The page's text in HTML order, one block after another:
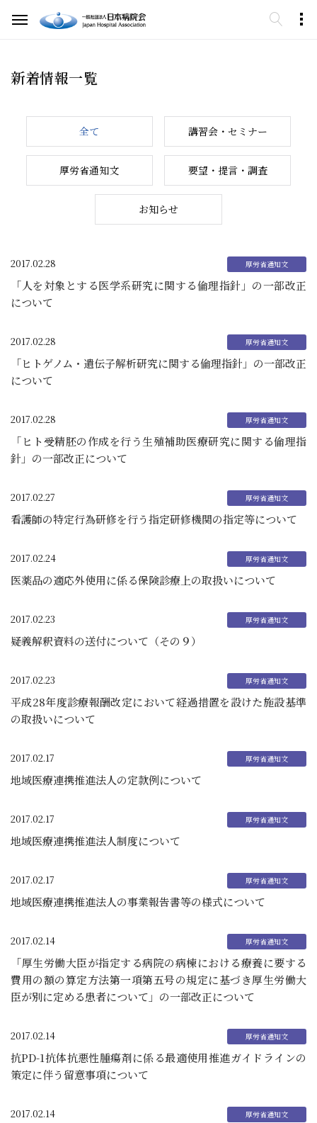
新着情報一覧
全て 講習会・セミナー
厚労省通知文 要望・提言・調査
お知らせ
2017.02.28
「人を対象とする医学系研究に関する倫理指針」の一部改正
について
2017.02.28
「ヒトゲノム・遺伝子解析研究に関する倫理指針」の一部改正
について
2017.02.28
「ヒト受精胚の作成を行う生殖補助医療研究に関する倫理指
針」の一部改正について
2017.02.27
看護師の特定行為研修を行う指定研修機関の指定等について
2017.02.24
医薬品の適応外使用に係る保険診療上の取扱いについて
2017.02.23
疑義解釈資料の送付について（その９）
2017.02.23
平成28年度診療報酬改定において経過措置を設けた施設基準
の取扱いについて
2017.02.17
地域医療連携推進法人の定款例について
2017.02.17
地域医療連携推進法人制度について
2017.02.17
地域医療連携推進法人の事業報告書等の様式について
2017.02.14
「厚生労働大臣が指定する病院の病棟における療養に要する
費用の額の算定方法第一項第五号の規定に基づき厚生労働大
臣が別に定める患者について」の一部改正について
2017.02.14
抗PD-1抗体抗悪性腫瘍剤に係る最適使用推進ガイドラインの
策定に伴う留意事項について
2017.02.14